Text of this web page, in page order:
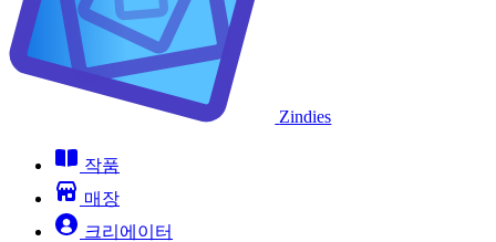
Zindies
작품
매장
크리에이터